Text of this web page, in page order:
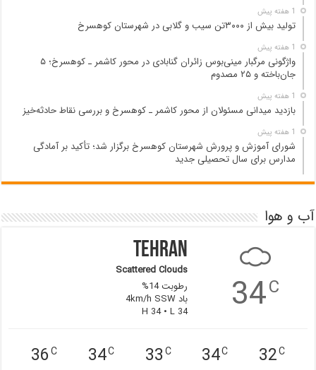
1 هفته پیش
تولید بیش از ۳۰۰۰تن سیب و گلابی در شهرستان کوهسرخ
1 هفته پیش
واژگونی مرگبار مینی‌بوس زائران گنابادی در محور کاشمر ـ کوهسرخ؛ ۵
جان‌باخته و ۲۵ مصدوم
1 هفته پیش
بازدید میدانی مسئولان از محور کاشمر ـ کوهسرخ و بررسی نقاط حادثه‌خیز
1 هفته پیش
شورای آموزش و پرورش شهرستان کوهسرخ برگزار شد؛ تأکید بر آمادگی
مدارس برای سال تحصیلی جدید
آب و هوا
34C
Tehran
Scattered Clouds
رطوبت 14%
باد 4km/h SSW
H 34 • L 34
32C
34C
33C
34C
36C